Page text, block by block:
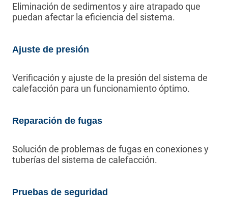
Eliminación de sedimentos y aire atrapado que
puedan afectar la eficiencia del sistema.
Ajuste de presión
Verificación y ajuste de la presión del sistema de
calefacción para un funcionamiento óptimo.
Reparación de fugas
Solución de problemas de fugas en conexiones y
tuberías del sistema de calefacción.
Pruebas de seguridad